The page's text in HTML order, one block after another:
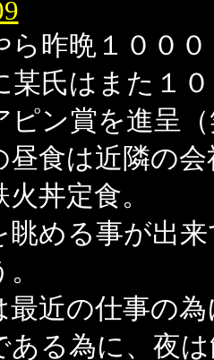
昨晩１００
某氏はまた１
ピン賞を進呈
食は近隣の会
丼定食。
める事が出来
近の仕事の為
ある為に、夜